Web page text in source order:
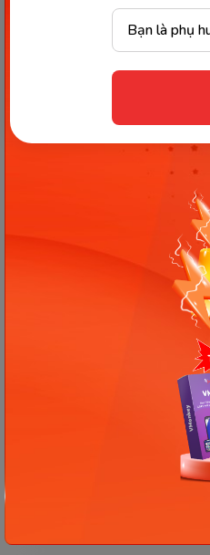
Các Bài Viết Mới
[Thảo
vạ)
Ngày
từ
nhớ
nhiều
Ngày
qua
con
Ngày
ghi
hiểu